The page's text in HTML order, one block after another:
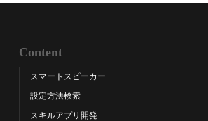
Content
スマートスピーカー
設定方法検索
スキルアプリ開発